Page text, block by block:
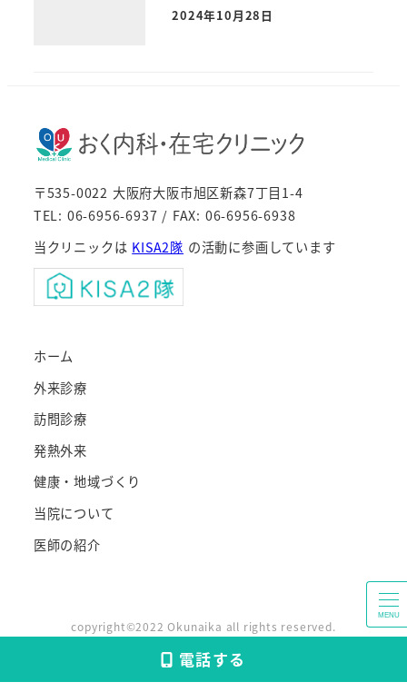
MENU
電話する
2024年10月28日
〒535-0022 大阪府大阪市旭区新森7丁目1-4
TEL: 06-6956-6937 / FAX: 06-6956-6938
当クリニックは KISA2隊 の活動に参画しています
ホーム
外来診療
訪問診療
発熱外来
健康・地域づくり
当院について
医師の紹介
copyright©2022 Okunaika all rights reserved.